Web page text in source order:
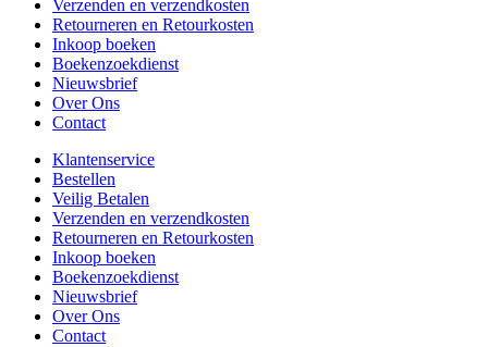
Verzenden en verzendkosten
Retourneren en Retourkosten
Inkoop boeken
Boekenzoekdienst
Nieuwsbrief
Over Ons
Contact
Klantenservice
Bestellen
Veilig Betalen
Verzenden en verzendkosten
Retourneren en Retourkosten
Inkoop boeken
Boekenzoekdienst
Nieuwsbrief
Over Ons
Contact